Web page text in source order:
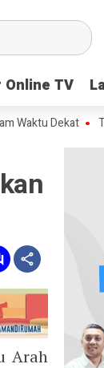
Online TV
Online TV
Dekat Tokek
Arah